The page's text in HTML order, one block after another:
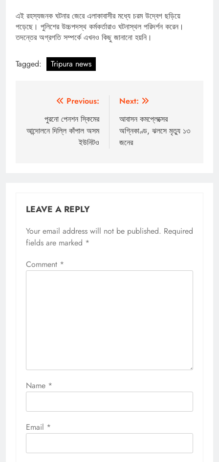
এই রহস্যজনক ঘটনার জেরে এলাকাবাসীর মধ্যে চরম উদ্বেগ ছড়িয়ে
পড়েছে। পুলিশের উচ্চপদস্থ কর্মকর্তারাও ঘটনাস্থল পরিদর্শন করেন।
তদন্তের অগ্রগতি সম্পর্কে এখনও কিছু জানানো হয়নি।
Tagged: Tripura news
navigation
Previous:
পুরনো পেনশন স্কিমের
আন্দোলনে দিল্লি কাঁপাল অসম
ইউনিটও
Next:
আবাসন কমপ্লেক্সের
অগ্নিকাণ্ড, ঝলসে মৃত্যু ১৩
জনের
LEAVE A REPLY
Your email address will not be published. Required
fields are marked *
Comment *
Name *
Email *